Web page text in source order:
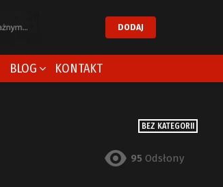
DODAJ
BLOG KONTAKT
BEZ KATEGORII
95 Odsłony